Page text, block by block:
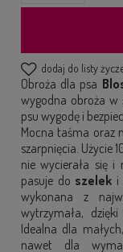
dodaj do listy
Obroża dla psa
wygodna obroża w
psu wygodę i
Mocna taśma oraz
szarpnięcia. Użycie
nie wycierała się i
pasuje do szelek i
wykonana z
wytrzymała,
Idealna dla
nawet dla